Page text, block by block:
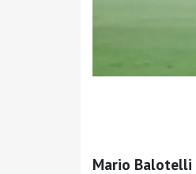
Mario Balotelli